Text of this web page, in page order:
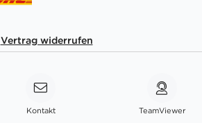
Vertrag widerrufen
Kontakt TeamViewer